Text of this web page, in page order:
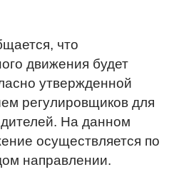
что
движения будет
утвержденной
регулировщиков для
На данном
осуществляется по
направлении.